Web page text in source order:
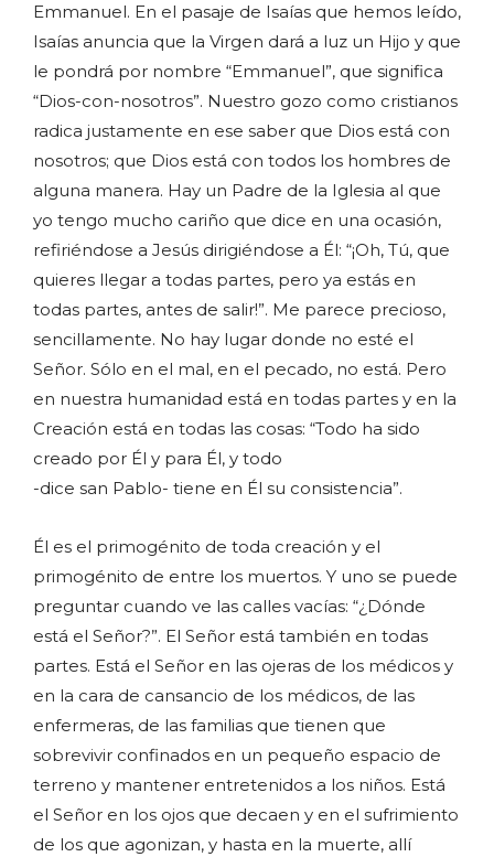
Emmanuel. En el pasaje de Isaías que hemos leído,
Isaías anuncia que la Virgen dará a luz un Hijo y que
le pondrá por nombre “Emmanuel”, que significa
“Dios-con-nosotros”. Nuestro gozo como cristianos
radica justamente en ese saber que Dios está con
nosotros; que Dios está con todos los hombres de
alguna manera. Hay un Padre de la Iglesia al que
yo tengo mucho cariño que dice en una ocasión,
refiriéndose a Jesús dirigiéndose a Él: “¡Oh, Tú, que
quieres llegar a todas partes, pero ya estás en
todas partes, antes de salir!”. Me parece precioso,
sencillamente. No hay lugar donde no esté el
Señor. Sólo en el mal, en el pecado, no está. Pero
en nuestra humanidad está en todas partes y en la
Creación está en todas las cosas: “Todo ha sido
creado por Él y para Él, y todo
-dice san Pablo- tiene en Él su consistencia”.
Él es el primogénito de toda creación y el
primogénito de entre los muertos. Y uno se puede
preguntar cuando ve las calles vacías: “¿Dónde
está el Señor?”. El Señor está también en todas
partes. Está el Señor en las ojeras de los médicos y
en la cara de cansancio de los médicos, de las
enfermeras, de las familias que tienen que
sobrevivir confinados en un pequeño espacio de
terreno y mantener entretenidos a los niños. Está
el Señor en los ojos que decaen y en el sufrimiento
de los que agonizan, y hasta en la muerte, allí